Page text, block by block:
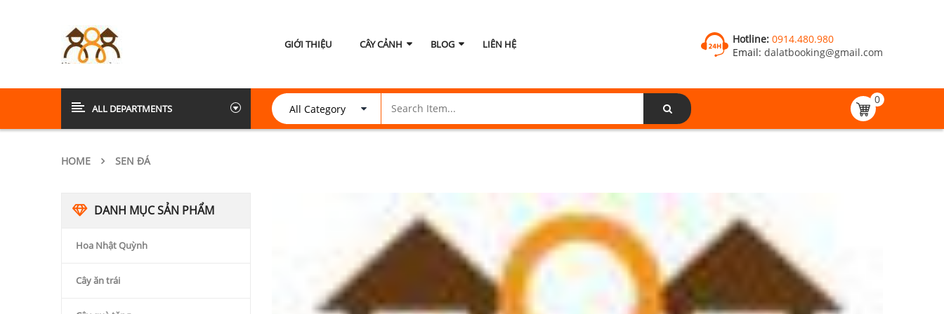
GIỚI THIỆU CÂY CẢNH BLOG LIÊN HỆ Hotline: 0914.480.980
Email: dalatbooking@gmail.com
ALL DEPARTMENTS
0
HOME SEN ĐÁ
DANH MỤC SẢN PHẨM
Hoa Nhật Quỳnh
Cây ăn trái